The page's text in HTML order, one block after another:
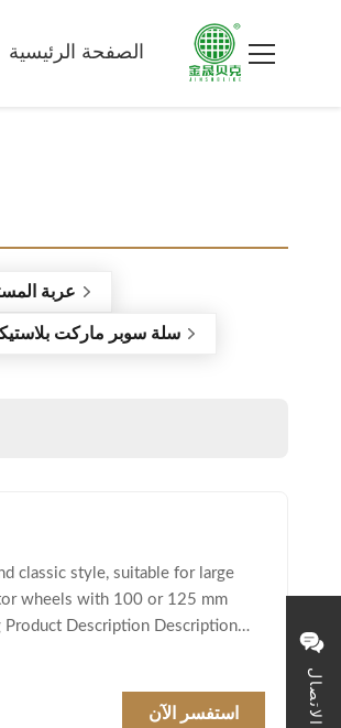
الاتصال
الصفحة الرئيسية
عربة
سلة سوبر ماركت
classic style, suitable for large
wheels with 100 or 125 mm
Product Description Description
استفسر الآن